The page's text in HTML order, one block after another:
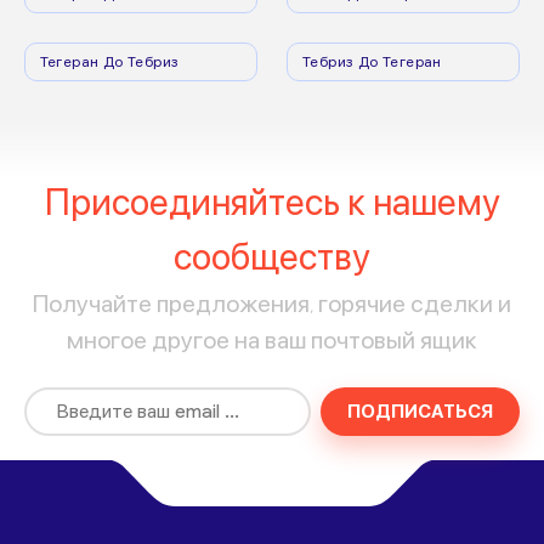
Тегеран До Тебриз Тебриз До Тегеран
Присоединяйтесь к нашему
сообществу
Получайте предложения, горячие сделки и
многое другое на ваш почтовый ящик
ПОДПИСАТЬСЯ